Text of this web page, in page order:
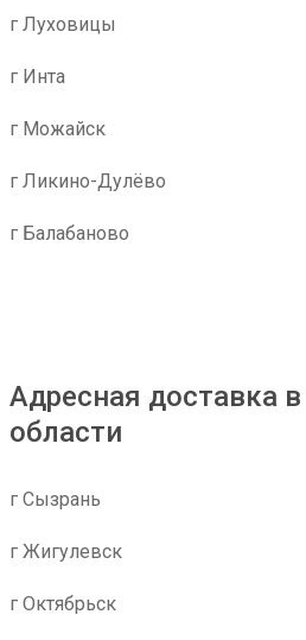
г Луховицы
г Инта
г Можайск
г Ликино-Дулёво
г Балабаново
Адресная доставка
области
г Сызрань
г Жигулевск
г Октябрьск